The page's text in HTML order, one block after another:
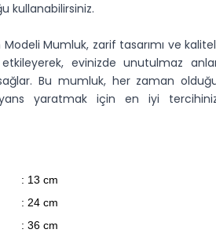
kullanabilirsiniz.
Mumluk, zarif tasarımı ve
evinizde unutulmaz
Bu mumluk, her zaman
yaratmak için en iyi
: 13 cm
: 24 cm
: 36 cm